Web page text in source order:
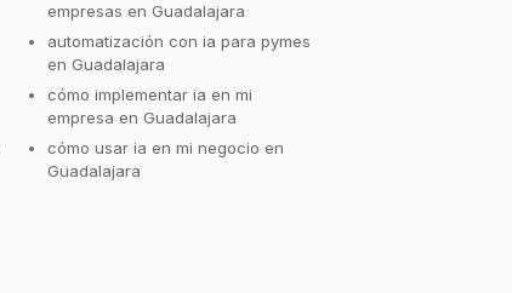
empresas en Guadalajara
automatización con ia para pymes
en Guadalajara
cómo implementar ia en mi
empresa en Guadalajara
cómo usar ia en mi negocio en
Guadalajara